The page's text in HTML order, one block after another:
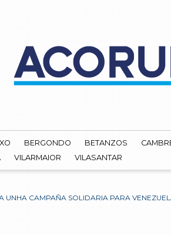
BERGONDO BETANZOS
VILARMAIOR VILASANTAR
UNHA CAMPAÑA SOLIDARIA PARA